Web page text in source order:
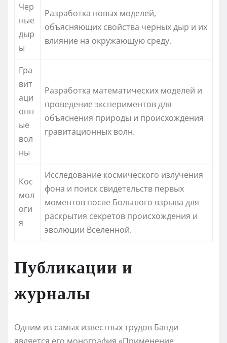
Чер
ные
дыр
ы
Разработка новых моделей,
объясняющих свойства черных дыр и их
влияние на окружающую среду.
Гра
вит
аци
онн
ые
вол
ны
Разработка математических моделей и
проведение экспериментов для
объяснения природы и происхождения
гравитационных волн.
Кос
мол
оги
я
Исследование космического излучения
фона и поиск свидетельств первых
моментов после Большого взрыва для
раскрытия секретов происхождения и
эволюции Вселенной.
Публикации и
журналы
Одним из самых известных трудов Банди